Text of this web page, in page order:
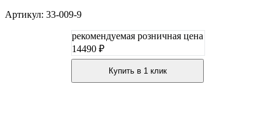
Артикул: 33-009-9
рекомендуемая розничная цена
14490 ₽
Купить в 1 клик